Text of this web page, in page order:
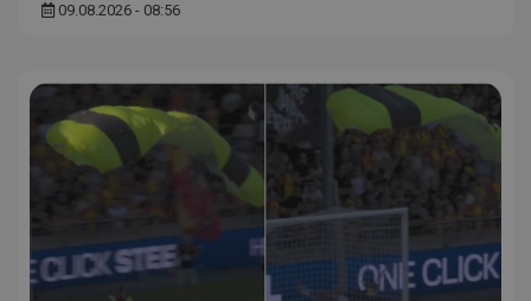
09.08.2026 - 08:56